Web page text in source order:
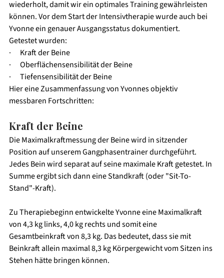
wiederholt, damit wir ein optimales Training gewährleisten
können. Vor dem Start der Intensivtherapie wurde auch bei
Yvonne ein genauer Ausgangsstatus dokumentiert.
Getestet wurden:
·      Kraft der Beine
·      Oberflächensensibilität der Beine
·      Tiefensensibilität der Beine
Hier eine Zusammenfassung von Yvonnes objektiv
messbaren Fortschritten:
Kraft der Beine
Die Maximalkraftmessung der Beine wird in sitzender
Position auf unserem Gangphasentrainer durchgeführt.
Jedes Bein wird separat auf seine maximale Kraft getestet. In
Summe ergibt sich dann eine Standkraft (oder "Sit-To-
Stand"-Kraft).
Zu Therapiebeginn entwickelte Yvonne eine Maximalkraft
von 4,3 kg links, 4,0 kg rechts und somit eine
Gesamtbeinkraft von 8,3 kg. Das bedeutet, dass sie mit
Beinkraft allein maximal 8,3 kg Körpergewicht vom Sitzen ins
Stehen hätte bringen können.